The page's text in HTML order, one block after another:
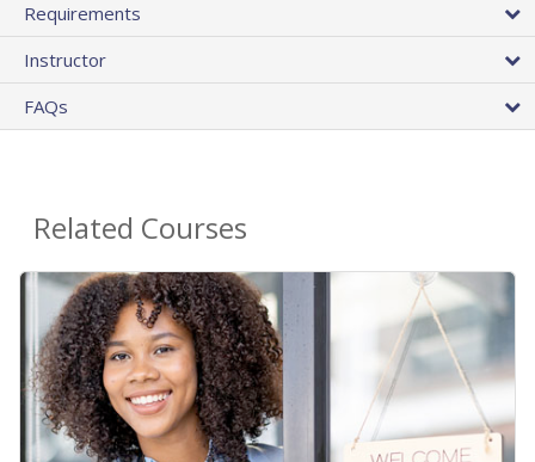
Requirements
Instructor
FAQs
Related Courses